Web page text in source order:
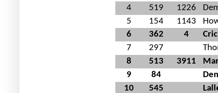
4
519 1226
5
154 1143
6
362 4
7
297
8
513 3911
9
84
10
545